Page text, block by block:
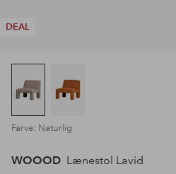
DEAL
Farve: Naturlig
WOOOD Lænestol Lavid